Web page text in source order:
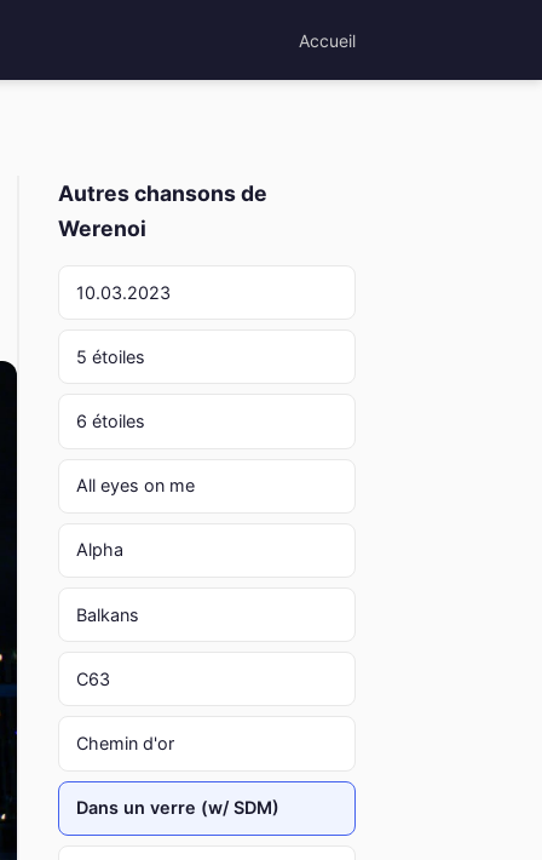
Accueil
Autres chansons de
Werenoi
10.03.2023
5 étoiles
6 étoiles
All eyes on me
Alpha
Balkans
C63
Chemin d'or
Dans un verre (w/ SDM)